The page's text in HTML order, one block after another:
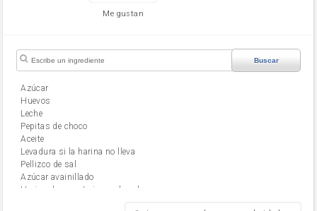
Me gustan
Buscar
Azúcar
huevos
leche
Pepitas de choco
aceite
Levadura si la harina no lleva
Pellizco de sal
Azúcar avainillado
Harina de reposteria con levadura